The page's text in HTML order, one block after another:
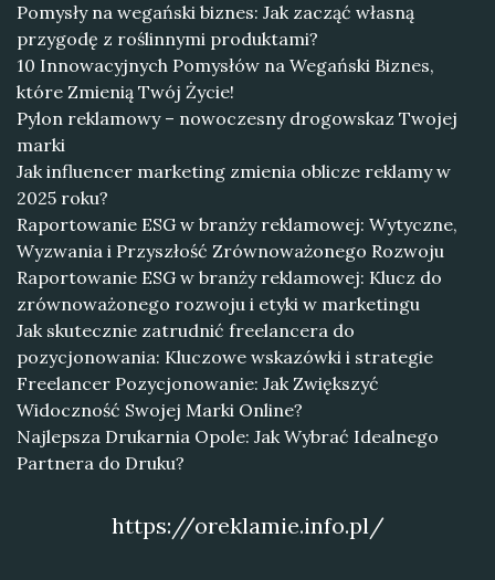
Pomysły na wegański biznes: Jak zacząć własną
przygodę z roślinnymi produktami?
10 Innowacyjnych Pomysłów na Wegański Biznes,
które Zmienią Twój Życie!
Pylon reklamowy – nowoczesny drogowskaz Twojej
marki
Jak influencer marketing zmienia oblicze reklamy w
2025 roku?
Raportowanie ESG w branży reklamowej: Wytyczne,
Wyzwania i Przyszłość Zrównoważonego Rozwoju
Raportowanie ESG w branży reklamowej: Klucz do
zrównoważonego rozwoju i etyki w marketingu
Jak skutecznie zatrudnić freelancera do
pozycjonowania: Kluczowe wskazówki i strategie
Freelancer Pozycjonowanie: Jak Zwiększyć
Widoczność Swojej Marki Online?
Najlepsza Drukarnia Opole: Jak Wybrać Idealnego
Partnera do Druku?
https://oreklamie.info.pl/